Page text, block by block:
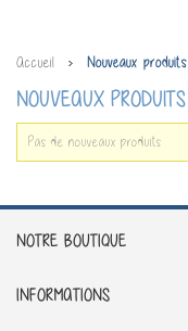
Accueil Nouveaux produits
NOUVEAUX PRODUITS
Pas de nouveaux produits
NOTRE BOUTIQUE
INFORMATIONS